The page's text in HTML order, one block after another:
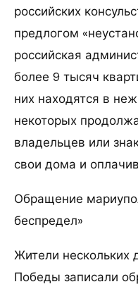
российских
предлогом
российская
более 9 тысяч
них находятся в
некоторых
владельцев или
свои дома и
Обращение
беспредел»
Жители нескольких
Победы записали